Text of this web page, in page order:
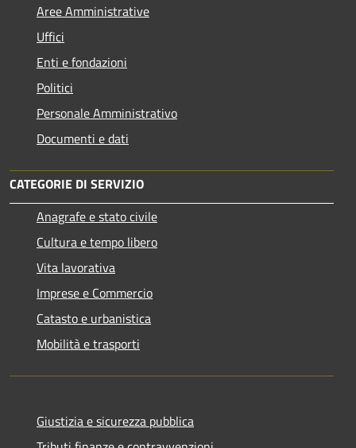
Aree Amministrative
Uffici
Enti e fondazioni
Politici
Personale Amministrativo
Documenti e dati
CATEGORIE DI SERVIZIO
Anagrafe e stato civile
Cultura e tempo libero
Vita lavorativa
Imprese e Commercio
Catasto e urbanistica
Mobilità e trasporti
Giustizia e sicurezza pubblica